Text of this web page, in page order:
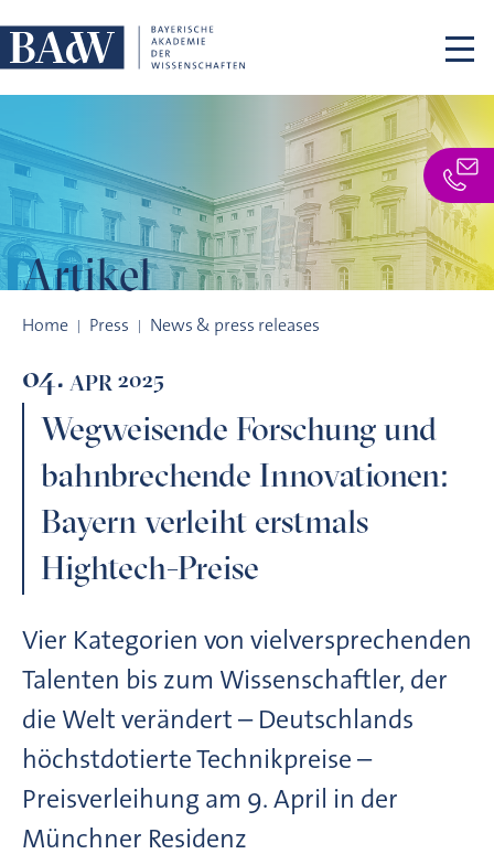
Artikel
Home Press News & press releases
04. APR 2025
Wegweisende Forschung und
bahnbrechende Innovationen:
Bayern verleiht erstmals
Hightech-Preise
Vier Kategorien von vielversprechenden
Talenten bis zum Wissenschaftler, der
die Welt verändert – Deutschlands
höchstdotierte Technikpreise –
Preisverleihung am 9. April in der
Münchner Residenz